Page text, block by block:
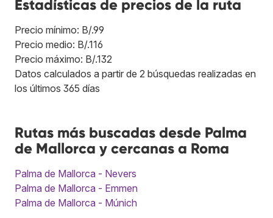
Estadísticas de precios de la ruta
Precio mínimo: B/.99
Precio medio: B/.116
Precio máximo: B/.132
Datos calculados a partir de 2 búsquedas realizadas en
los últimos 365 días
Rutas más buscadas desde Palma
de Mallorca y cercanas a Roma
Palma de Mallorca - Nevers
Palma de Mallorca - Emmen
Palma de Mallorca - Múnich